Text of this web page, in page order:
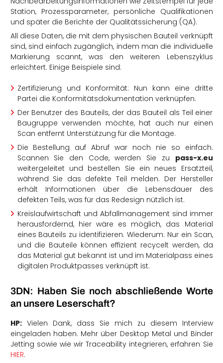
Station, Prozessparameter, persönliche Qualifikationen
und später die Berichte der Qualitätssicherung (QA).
All diese Daten, die mit dem physischen Bauteil verknüpft
sind, sind einfach zugänglich, indem man die individuelle
Markierung scannt, was den weiteren Lebenszyklus
erleichtert. Einige Beispiele sind:
Zertifizierung und Konformität: Nun kann eine dritte
Partei die Konformitätsdokumentation verknüpfen.
Der Benutzer des Bauteils, der das Bauteil als Teil einer
Baugruppe verwenden möchte, hat auch nur einen
Scan entfernt Unterstützung für die Montage.
Die Bestellung auf Abruf war noch nie so einfach.
Scannen Sie den Code, werden Sie zu pass-x.eu
weitergeleitet und bestellen Sie ein neues Ersatzteil,
während Sie das defekte Teil melden. Der Hersteller
erhält Informationen über die Lebensdauer des
defekten Teils, was für das Redesign nützlich ist.
Kreislaufwirtschaft und Abfallmanagement sind immer
herausfordernd, hier wäre es möglich, das Material
eines Bauteils zu identifizieren. Wiederum: Nur ein Scan,
und die Bauteile können effizient recycelt werden, da
das Material gut bekannt ist und im Materialpass eines
digitalen Produktpasses verknüpft ist.
3DN: Haben Sie noch abschließende Worte
an unsere Leserschaft?
HP:Vielen Dank, dass Sie mich zu diesem Interview
eingeladen haben. Mehr über Desktop Metal und Binder
Jetting sowie wie wir Traceability integrieren, erfahren Sie
HIER.